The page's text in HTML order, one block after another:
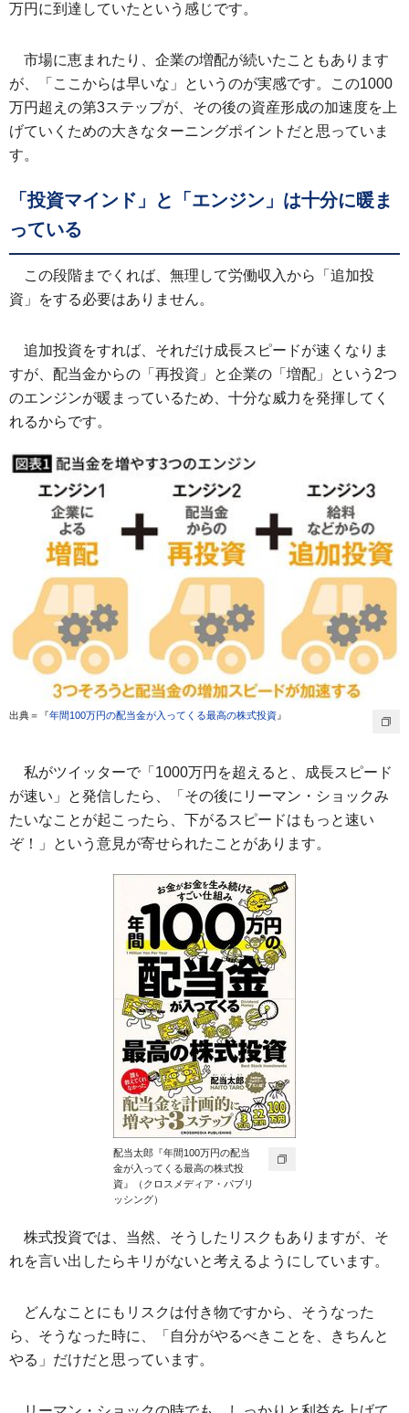
万円に到達していたという感じです。
市場に恵まれたり、企業の増配が続いたこともあります
が、「ここからは早いな」というのが実感です。この1000
万円超えの第3ステップが、その後の資産形成の加速度を上
げていくための大きなターニングポイントだと思っていま
す。
「投資マインド」と「エンジン」は十分に暖ま
っている
この段階までくれば、無理して労働収入から「追加投
資」をする必要はありません。
追加投資をすれば、それだけ成長スピードが速くなりま
すが、配当金からの「再投資」と企業の「増配」という2つ
のエンジンが暖まっているため、十分な威力を発揮してく
れるからです。
出典＝『年間100万円の配当金が入ってくる最高の株式投資 』
私がツイッターで「1000万円を超えると、成長スピード
が速い」と発信したら、「その後にリーマン・ショックみ
たいなことが起こったら、下がるスピードはもっと速い
ぞ！」という意見が寄せられたことがあります。
配当太郎『年間100万円の配当
金が入ってくる最高の株式投
資』（クロスメディア・パブリ
ッシング）
株式投資では、当然、そうしたリスクもありますが、そ
れを言い出したらキリがないと考えるようにしています。
どんなことにもリスクは付き物ですから、そうなった
ら、そうなった時に、「自分がやるべきことを、きちんと
やる」だけだと思っています。